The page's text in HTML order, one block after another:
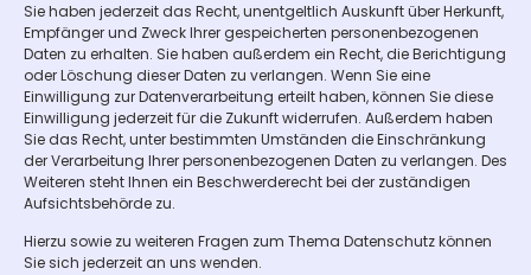
Sie haben jederzeit das Recht, unentgeltlich Auskunft über Herkunft,
Empfänger und Zweck Ihrer gespeicherten personenbezogenen
Daten zu erhalten. Sie haben außerdem ein Recht, die Berichtigung
oder Löschung dieser Daten zu verlangen. Wenn Sie eine
Einwilligung zur Datenverarbeitung erteilt haben, können Sie diese
Einwilligung jederzeit für die Zukunft widerrufen. Außerdem haben
Sie das Recht, unter bestimmten Umständen die Einschränkung
der Verarbeitung Ihrer personenbezogenen Daten zu verlangen. Des
Weiteren steht Ihnen ein Beschwerderecht bei der zuständigen
Aufsichtsbehörde zu.
Hierzu sowie zu weiteren Fragen zum Thema Datenschutz können
Sie sich jederzeit an uns wenden.